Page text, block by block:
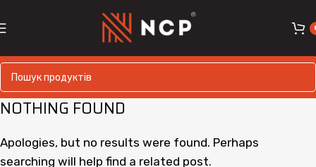
NOTHING FOUND
Apologies, but no results were found. Perhaps
searching will help find a related post.